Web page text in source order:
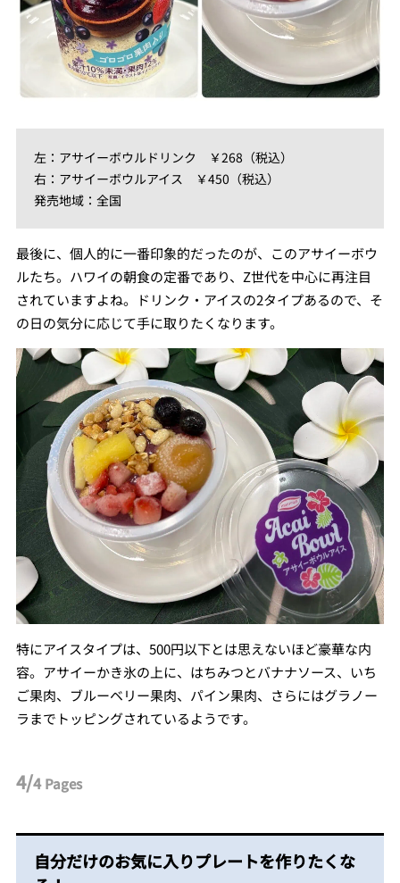
左：アサイーボウルドリンク ￥268（税込）
右：アサイーボウルアイス ￥450（税込）
発売地域：全国
最後に、個人的に一番印象的だったのが、このアサイーボウ
ルたち。ハワイの朝食の定番であり、Z世代を中心に再注目
されていますよね。ドリンク・アイスの2タイプあるので、そ
の日の気分に応じて手に取りたくなります。
特にアイスタイプは、500円以下とは思えないほど豪華な内
容。アサイーかき氷の上に、はちみつとバナナソース、いち
ご果肉、ブルーベリー果肉、パイン果肉、さらにはグラノー
ラまでトッピングされているようです。
4/4Pages
自分だけのお気に入りプレートを作りたくな